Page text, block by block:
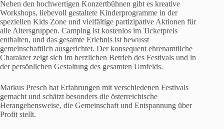
Neben den hochwertigen Konzertbühnen gibt es kreative
Workshops, liebevoll gestaltete Kinderprogramme in der
speziellen Kids Zone und vielfältige partizipative Aktionen für
alle Altersgruppen. Camping ist kostenlos im Ticketpreis
enthalten, und das gesamte Erlebnis ist bewusst
gemeinschaftlich ausgerichtet. Der konsequent ehrenamtliche
Charakter zeigt sich im herzlichen Betrieb des Festivals und in
der persönlichen Gestaltung des gesamten Umfelds.
Markus Presch hat Erfahrungen mit verschiedenen Festivals
gemacht und schätzt besonders die österreichische
Herangehensweise, die Gemeinschaft und Entspannung über
Profit stellt.